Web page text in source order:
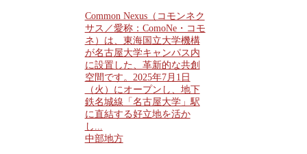
Common Nexus（コモンネク
サス／愛称：ComoNe・コモ
ネ）は、東海国立大学機構
が名古屋大学キャンパス内
に設置した、革新的な共創
空間です。2025年7月1日
（火）にオープンし、地下
鉄名城線「名古屋大学」駅
に直結する好立地を活か
し...
中部地方